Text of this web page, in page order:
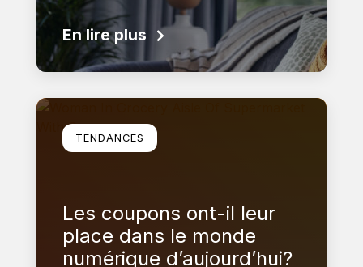
En lire plus
En savoir plus
TENDANCES
Les coupons ont-il leur
place dans le monde
numérique d’aujourd’hui?